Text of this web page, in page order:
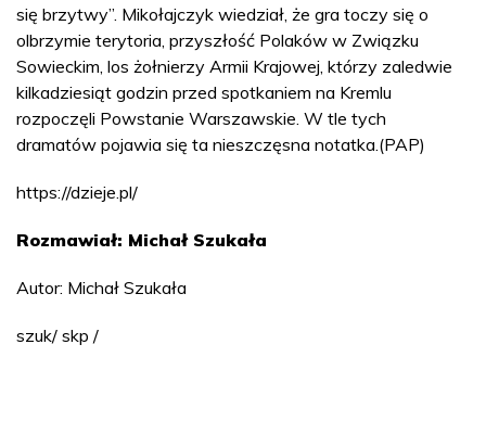
się brzytwy”. Mikołajczyk wiedział, że gra toczy się o
olbrzymie terytoria, przyszłość Polaków w Związku
Sowieckim, los żołnierzy Armii Krajowej, którzy zaledwie
kilkadziesiąt godzin przed spotkaniem na Kremlu
rozpoczęli Powstanie Warszawskie. W tle tych
dramatów pojawia się ta nieszczęsna notatka.(PAP)
https://dzieje.pl/
Rozmawiał: Michał Szukała
Autor: Michał Szukała
szuk/ skp /